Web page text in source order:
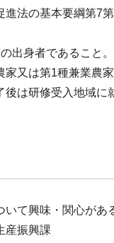
法の基本要綱第7
出身者であること。
又は第1種兼業農家
は研修受入地域に
て興味・関心があ
産振興課